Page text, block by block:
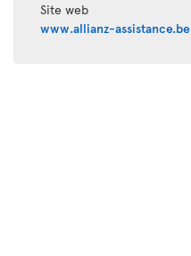
Site web
www.allianz-assistance.be